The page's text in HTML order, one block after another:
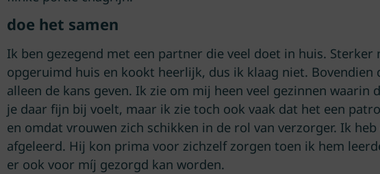
doe het samen
Ik ben gezegend met een partner die veel doet in huis.
opgeruimd huis en kookt heerlijk, dus ik klaag niet.
alleen de kans geven. Ik zie om mij heen veel gezinnen
je daar fijn bij voelt, maar ik zie toch ook vaak dat het een
en omdat vrouwen zich schikken in de rol van verzorger. Ik
afgeleerd. Hij kon prima voor zichzelf zorgen toen ik hem
er ook voor míj gezorgd kan worden.